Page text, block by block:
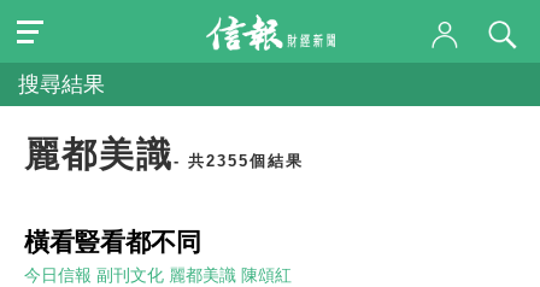
搜尋結果
麗都美識- 共2355個結果
橫看豎看都不同
今日信報 副刊文化 麗都美識 陳頌紅